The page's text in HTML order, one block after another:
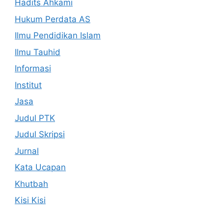
Hadits Ahkami
Hukum Perdata AS
Ilmu Pendidikan Islam
Ilmu Tauhid
Informasi
Institut
Jasa
Judul PTK
Judul Skripsi
Jurnal
Kata Ucapan
Khutbah
Kisi Kisi